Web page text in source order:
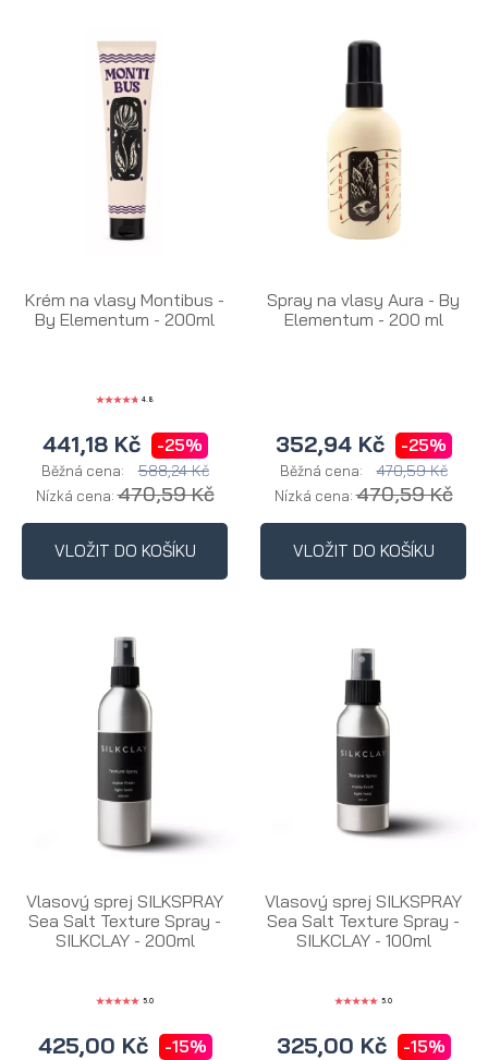
Krém na vlasy Montibus -
By Elementum - 200ml
4.8
441,18 Kč -25%
Běžná cena: 588,24 Kč
Nízká cena:470,59 Kč
VLOŽIT DO KOŠÍKU
Spray na vlasy Aura - By
Elementum - 200 ml
352,94 Kč -25%
Běžná cena: 470,59 Kč
Nízká cena:470,59 Kč
VLOŽIT DO KOŠÍKU
Vlasový sprej SILKSPRAY
Sea Salt Texture Spray -
SILKCLAY - 200ml
5.0
425,00 Kč -15%
Vlasový sprej SILKSPRAY
Sea Salt Texture Spray -
SILKCLAY - 100ml
5.0
325,00 Kč -15%